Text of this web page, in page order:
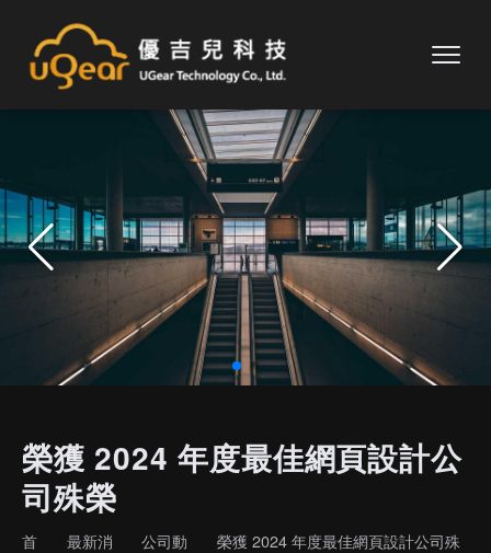
榮獲 2024 年度最佳網頁設計公
司殊榮
首
最新消
公司動
榮獲 2024 年度最佳網頁設計公司殊